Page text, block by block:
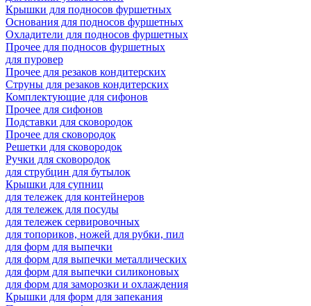
Крышки для подносов фуршетных
Основания для подносов фуршетных
Охладители для подносов фуршетных
Прочее для подносов фуршетных
для пуровер
Прочее для резаков кондитерских
Струны для резаков кондитерских
Комплектующие для сифонов
Прочее для сифонов
Подставки для сковородок
Прочее для сковородок
Решетки для сковородок
Ручки для сковородок
для струбцин для бутылок
Крышки для супниц
для тележек для контейнеров
для тележек для посуды
для тележек сервировочных
для топориков, ножей для рубки, пил
для форм для выпечки
для форм для выпечки металлических
для форм для выпечки силиконовых
для форм для заморозки и охлаждения
Крышки для форм для запекания